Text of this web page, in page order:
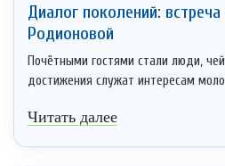
Диалог поколений:
Родионовой
Почётными гостями стали люди,
достижения служат интересам
Читать далее